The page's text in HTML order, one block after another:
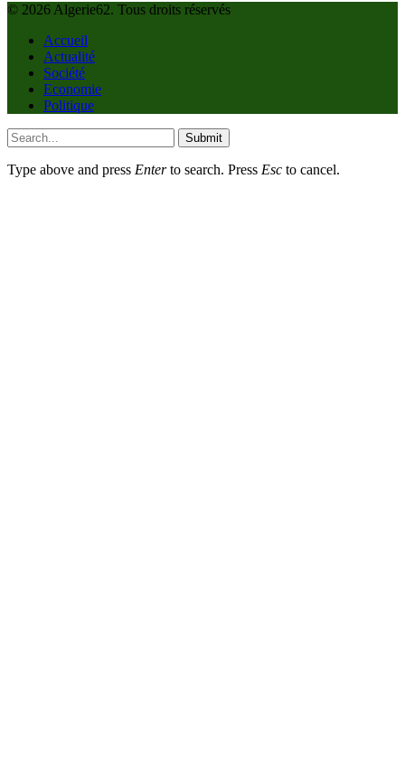
© 2026 Algerie62. Tous droits réservés
Accueil
Actualité
Société
Economie
Politique
Submit
Type above and press Enterto search. Press Esc to cancel.